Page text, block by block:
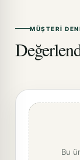
MÜŞTERI
Bu